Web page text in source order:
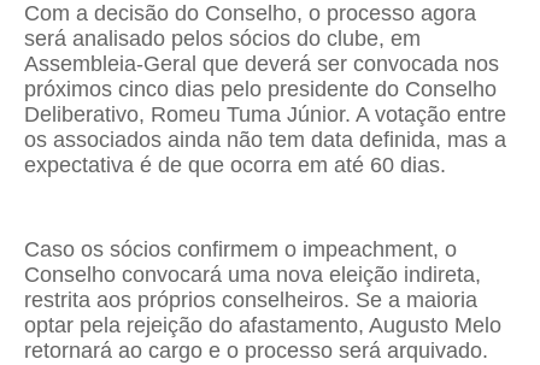
Com a decisão do Conselho, o processo agora
será analisado pelos sócios do clube, em
Assembleia-Geral que deverá ser convocada nos
próximos cinco dias pelo presidente do Conselho
Deliberativo, Romeu Tuma Júnior. A votação entre
os associados ainda não tem data definida, mas a
expectativa é de que ocorra em até 60 dias.
Caso os sócios confirmem o impeachment, o
Conselho convocará uma nova eleição indireta,
restrita aos próprios conselheiros. Se a maioria
optar pela rejeição do afastamento, Augusto Melo
retornará ao cargo e o processo será arquivado.